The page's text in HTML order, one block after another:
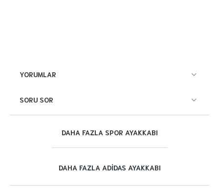
DAHA FAZLA SPOR AYAKKABI
DAHA FAZLA ADIDAS AYAKKABI
YORUMLAR
SORU SOR